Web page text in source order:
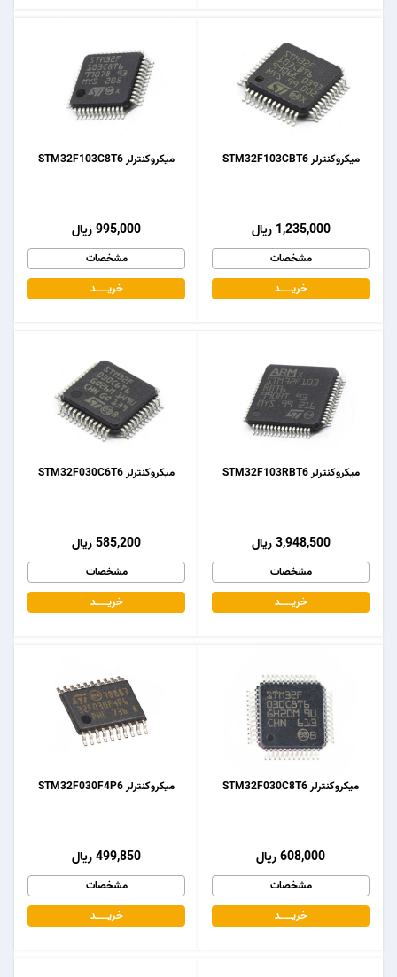
میکروکنترلر STM32F103C8T6
995,000 ریال
مشخصات
خریـــــــد
میکروکنترلر STM32F103CBT6
1,235,000 ریال
مشخصات
خریـــــــد
میکروکنترلر STM32F030C6T6
585,200 ریال
مشخصات
خریـــــــد
میکروکنترلر STM32F103RBT6
3,948,500 ریال
مشخصات
خریـــــــد
میکروکنترلر STM32F030F4P6
499,850 ریال
مشخصات
خریـــــــد
میکروکنترلر STM32F030C8T6
608,000 ریال
مشخصات
خریـــــــد